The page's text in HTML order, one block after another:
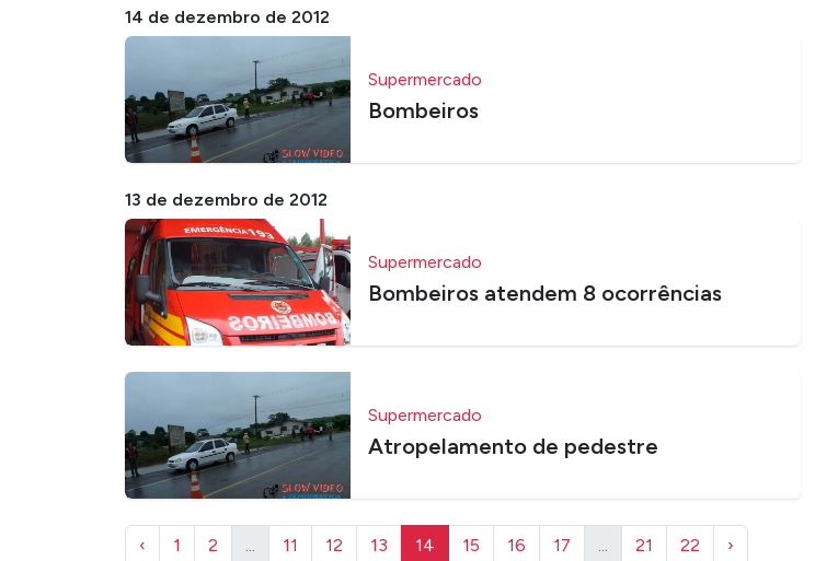
14 de dezembro de 2012
Supermercado
Bombeiros
13 de dezembro de 2012
Supermercado
Bombeiros atendem 8 ocorrências
Supermercado
Atropelamento de pedestre
‹ 1 2 11 12 13 14 15 16 17 21 22 ›